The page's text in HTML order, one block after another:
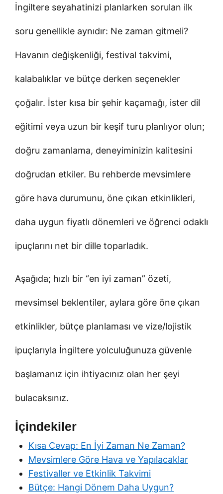
İngiltere seyahatinizi planlarken sorulan ilk
soru genellikle aynıdır: Ne zaman gitmeli?
Havanın değişkenliği, festival takvimi,
kalabalıklar ve bütçe derken seçenekler
çoğalır. İster kısa bir şehir kaçamağı, ister dil
eğitimi veya uzun bir keşif turu planlıyor olun;
doğru zamanlama, deneyiminizin kalitesini
doğrudan etkiler. Bu rehberde mevsimlere
göre hava durumunu, öne çıkan etkinlikleri,
daha uygun fiyatlı dönemleri ve öğrenci odaklı
ipuçlarını net bir dille toparladık.
Aşağıda; hızlı bir “en iyi zaman” özeti,
mevsimsel beklentiler, aylara göre öne çıkan
etkinlikler, bütçe planlaması ve vize/lojistik
ipuçlarıyla İngiltere yolculuğunuza güvenle
başlamanız için ihtiyacınız olan her şeyi
bulacaksınız.
İçindekiler
Kısa Cevap: En İyi Zaman Ne Zaman?
Mevsimlere Göre Hava ve Yapılacaklar
Festivaller ve Etkinlik Takvimi
Bütçe: Hangi Dönem Daha Uygun?